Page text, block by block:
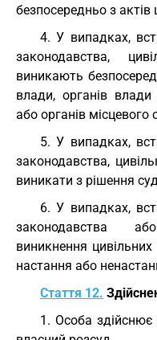
безпосередньо з
4. У випадках,
законодавства,
виникають
влади, органів
або органів
5. У випадках,
законодавства,
виникати з рішення
6. У випадках,
законодавства
виникнення
настання або
Стаття 12.
1. Особа здійснює